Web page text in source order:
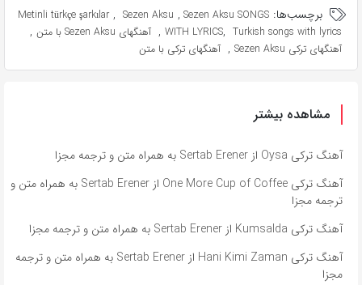
برچسب‌ها: Metinli türkçe şarkılar , Sezen Aksu , Sezen Aksu SONGS
WITH LYRICS, Turkish songs with lyrics
, آهنگهای Sezen Aksu با متن ,
آهنگهای ترکی Sezen Aksu , آهنگهای ترکی با متن
مشاهده بیشتر
آهنگ ترکی Oysa از Sertab Erener به همراه متن و ترجمه مجزا
آهنگ ترکی One More Cup of Coffee از Sertab Erener به همراه متن و
ترجمه مجزا
آهنگ ترکی Kumsalda از Sertab Erener به همراه متن و ترجمه مجزا
آهنگ ترکی Hani Kimi Zaman از Sertab Erener به همراه متن و ترجمه
مجزا